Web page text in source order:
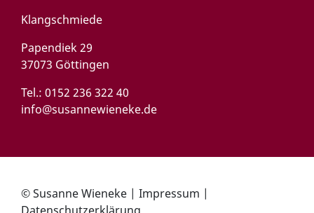
Klangschmiede
Papendiek 29
37073 Göttingen
Tel.: 0152 236 322 40
info@susannewieneke.de
© Susanne Wieneke | Impressum |